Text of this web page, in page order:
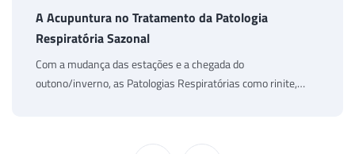
A Acupuntura no Tratamento da Patologia
Respiratória Sazonal
Com a mudança das estações e a chegada do
outono/inverno, as Patologias Respiratórias como rinite,…